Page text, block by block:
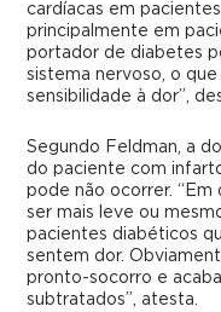
cardíacas em
principalmente em
portador de diabetes
sistema nervoso, o
sensibilidade à dor”,
Segundo Feldman, a
do paciente com
pode não ocorrer.
ser mais leve ou
pacientes diabéticos
sentem dor.
pronto-socorro e
subtratados”, atesta.